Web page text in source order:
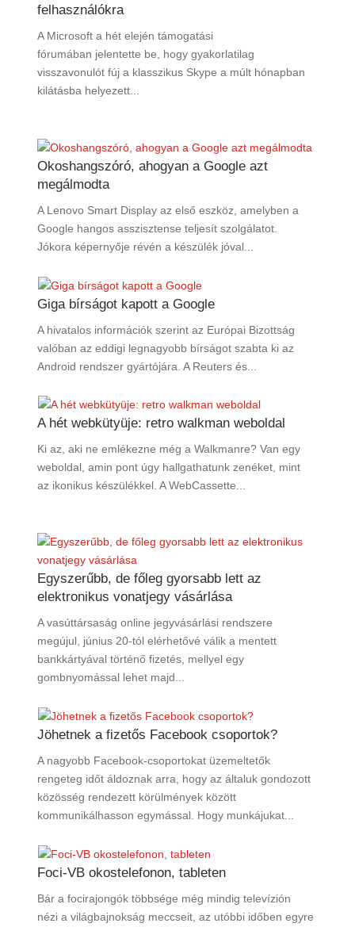
felhasználókra
A Microsoft a hét elején támogatási
fórumában jelentette be, hogy gyakorlatilag
visszavonulót fúj a klasszikus Skype a múlt hónapban
kilátásba helyezett...
Okoshangszóró, ahogyan a Google azt
megálmodta
A Lenovo Smart Display az első eszköz, amelyben a
Google hangos asszisztense teljesít szolgálatot.
Jókora képernyője révén a készülék jóval...
Giga bírságot kapott a Google
A hivatalos információk szerint az Európai Bizottság
valóban az eddigi legnagyobb bírságot szabta ki az
Android rendszer gyártójára. A Reuters és...
A hét webkütyüje: retro walkman weboldal
Ki az, aki ne emlékezne még a Walkmanre? Van egy
weboldal, amin pont úgy hallgathatunk zenéket, mint
az ikonikus készülékkel. A WebCassette...
Egyszerűbb, de főleg gyorsabb lett az
elektronikus vonatjegy vásárlása
A vasúttársaság online jegyvásárlási rendszere
megújul, június 20-tól elérhetővé válik a mentett
bankkártyával történő fizetés, mellyel egy
gombnyomással lehet majd...
Jöhetnek a fizetős Facebook csoportok?
A nagyobb Facebook-csoportokat üzemeltetők
rengeteg időt áldoznak arra, hogy az általuk gondozott
közösség rendezett körülmények között
kommunikálhasson egymással. Hogy munkájukat...
Foci-VB okostelefonon, tableten
Bár a focirajongók többsége még mindig televízión
nézi a világbajnokság meccseit, az utóbbi időben egyre